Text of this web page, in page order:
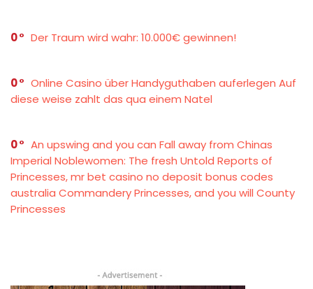
0 Der Traum wird wahr: 10.000€ gewinnen!
0
Online Casino über Handyguthaben auferlegen Auf
diese weise zahlt das qua einem Natel
0
An upswing and you can Fall away from Chinas
Imperial Noblewomen: The fresh Untold Reports of
Princesses, mr bet casino no deposit bonus codes
australia Commandery Princesses, and you will County
Princesses